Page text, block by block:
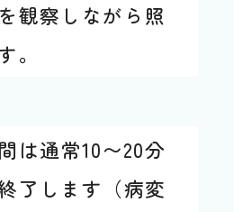
観察しながら照
。
は通常10〜20分
了します（病変